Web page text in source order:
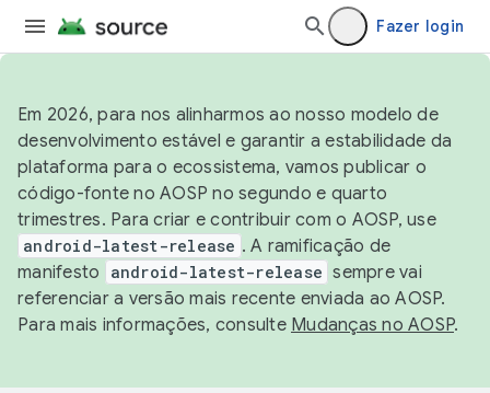
Fazer login
Em 2026, para nos alinharmos ao nosso modelo de
desenvolvimento estável e garantir a estabilidade da
plataforma para o ecossistema, vamos publicar o
código-fonte no AOSP no segundo e quarto
trimestres. Para criar e contribuir com o AOSP, use
android-latest-release . A ramificação de
manifesto
android-latest-release sempre vai
referenciar a versão mais recente enviada ao AOSP.
Para mais informações, consulte Mudanças no AOSP.